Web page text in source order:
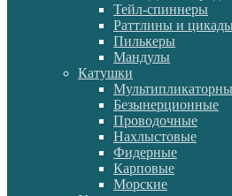
Тейл-спиннеры
Раттлины и
Пилькеры
Мандулы
Катушки
Безынерционные
Проводочные
Нахлыстовые
Фидерные
Карповые
Морские